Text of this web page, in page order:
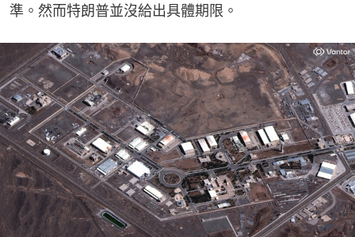
準。然而特朗普並沒給出具體期限。